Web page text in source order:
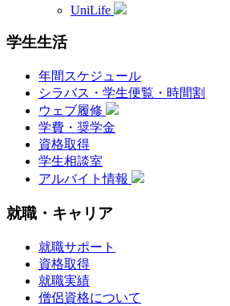
UniLife
学生生活
年間スケジュール
シラバス・学生便覧・時間割
ウェブ履修
学費・奨学金
資格取得
学生相談室
アルバイト情報
就職・キャリア
就職サポート
資格取得
就職実績
僧侶資格について